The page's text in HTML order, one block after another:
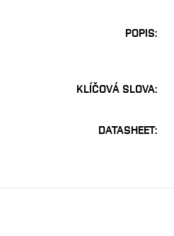
POPIS
KLÍČOVÁ SLOVA
DATASHEET